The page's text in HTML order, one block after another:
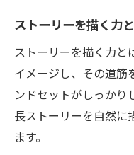
スタッフ全
方
マインドセ
ト
成長を続ける現
ストーリーを描く力
ストーリーを描く力と
イメージし、その道筋
ンドセットがしっか
長ストーリーを自然に
ます。